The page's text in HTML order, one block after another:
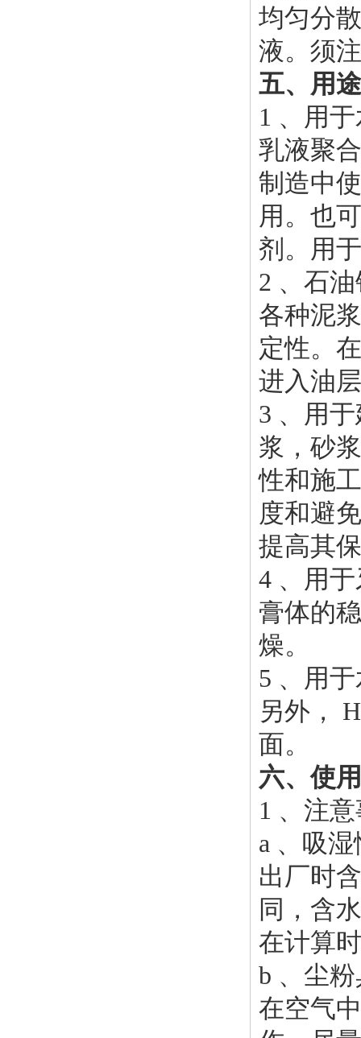
均匀分
液。须
五、用途
1 、用
乳液聚
制造中
用。也
剂。用
2 、石
各种泥
定性。
进入油
3 、用
浆，砂
性和施
度和避
提高其
4 、用
膏体的
燥。
5 、用
另外，
面。
六、使
1 、注
a 、吸
出厂时
同，含
在计算
b 、尘
在空气